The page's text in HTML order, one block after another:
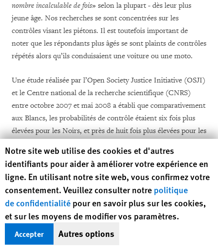
nombre incalculable de fois» selon la plupart - dès leur plus
jeune âge. Nos recherches se sont concentrées sur les
contrôles visant les piétons. Il est toutefois important de
noter que les répondants plus âgés se sont plaints de contrôles
répétés alors qu’ils conduisaient une voiture ou une moto.
Une étude réalisée par l’Open Society Justice Initiative (OSJI)
et le Centre national de la recherche scientifique (CNRS)
entre octobre 2007 et mai 2008 a établi que comparativement
aux Blancs, les probabilités de contrôle étaient six fois plus
élevées pour les Noirs, et près de huit fois plus élevées pour les
[8]
de 500 contrôles policiers effectués dans cinq endroits de la
région parisienne ainsi qu’à la Gare du Nord et à la gare de
Châtelet-Les-Halles. L’étude a également relevé une forte
corrélation entre la tenue vestimentaire et la probabilité de
faire l’objet d’un contrôle de police.
Les résultats d’une enquête menée en 2008 par l’Agence des
droits fondamentaux de l’Union européenne (FRA) ont
Human Rights Watch cookie preferences
Notre site web utilise des cookies et d'autres
identifiants pour aider à améliorer votre expérience en
ligne. En utilisant notre site web, vous confirmez votre
consentement. Veuillez consulter notre politique
de confidentialité pour en savoir plus sur les cookies,
et sur les moyens de modifier vos paramètres.
Accepter Autres options